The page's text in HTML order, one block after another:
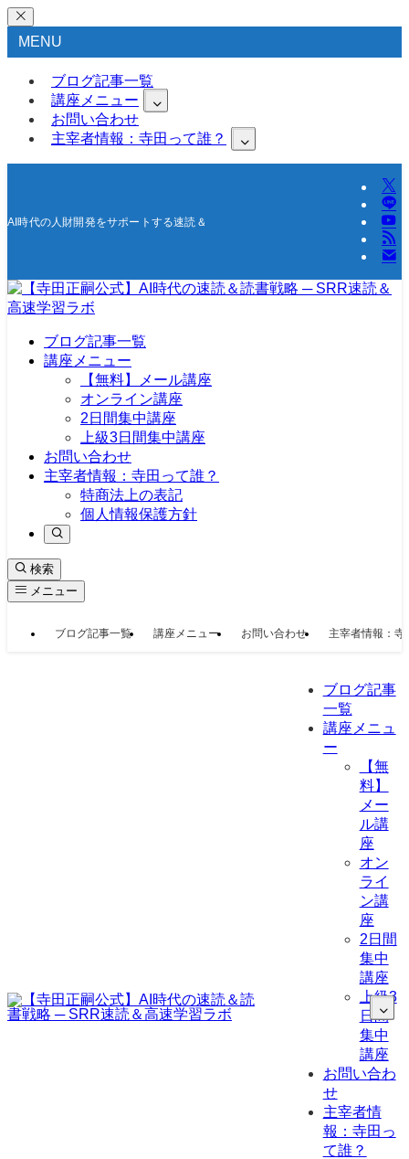
MENU
ブログ記事一覧
講座メニュー
お問い合わせ
主宰者情報：寺田って誰？
AI時代の人財開発をサポートする速読＆高速学習の研究所
ブログ記事一覧
講座メニュー
【無料】メール講座
オンライン講座
2日間集中講座
上級3日間集中講座
お問い合わせ
主宰者情報：寺田って誰？
特商法上の表記
個人情報保護方針
検索
メニュー
ブログ記事一覧 講座メニュー お問い合わせ 主宰者情報：寺
ブログ記事
一覧
講座メニュ
ー
【無
料】
メー
ル講
座
オン
ライ
ン講
座
2日間
集中
講座
上級3
日間
集中
講座
お問い合わ
せ
主宰者情
報：寺田っ
て誰？